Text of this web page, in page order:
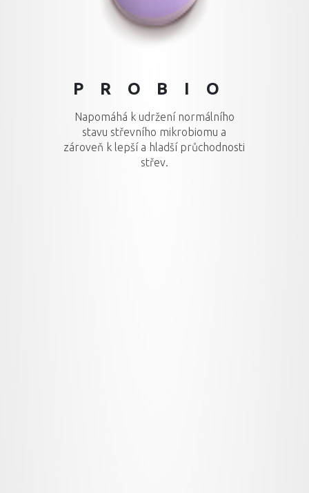
PROBIO
Napomáhá k udržení normálního
stavu střevního mikrobiomu a
zároveň k lepší a hladší průchodnosti
střev.